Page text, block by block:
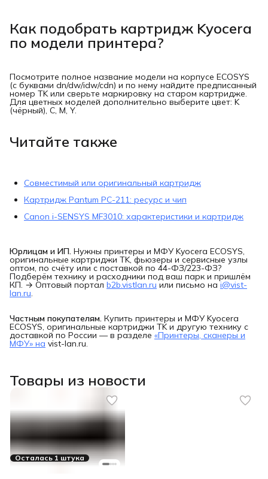
Как подобрать картридж Kyocera
по модели принтера?
Посмотрите полное название модели на корпусе ECOSYS
(с буквами dn/dw/idw/cdn) и по нему найдите предписанный
номер TK или сверьте маркировку на старом картридже.
Для цветных моделей дополнительно выберите цвет: K
(чёрный), C, M, Y.
Читайте также
Совместимый или оригинальный картридж
Картридж Pantum PC-211: ресурс и чип
Canon i-SENSYS MF3010: характеристики и картридж
Юрлицам и ИП. Нужны принтеры и МФУ Kyocera ECOSYS,
оригинальные картриджи TK, фьюзеры и сервисные узлы
оптом, по счёту или с поставкой по 44-ФЗ/223-ФЗ?
Подберём технику и расходники под ваш парк и пришлём
КП. → Оптовый портал b2b.vistlan.ru или письмо на i@vist-
lan.ru.
Частным покупателям. Купить принтеры и МФУ Kyocera
ECOSYS, оригинальные картриджи TK и другую технику с
доставкой по России — в разделе «Принтеры, сканеры и
МФУ» на vist-lan.ru.
Товары из новости
Осталась 1 штука